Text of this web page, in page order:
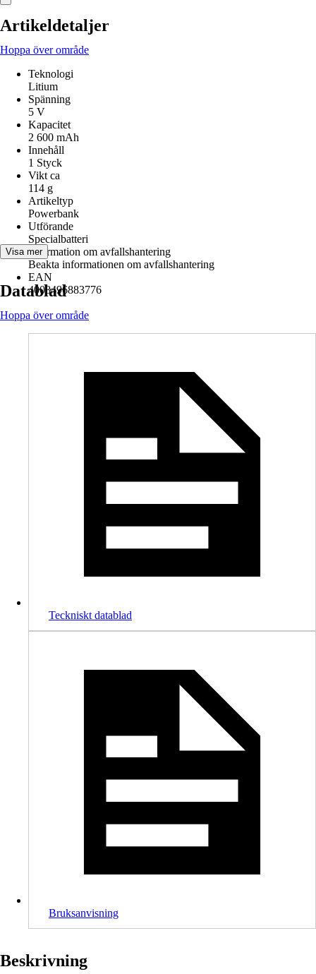
Artikeldetaljer
Hoppa över område
Teknologi
Litium
Spänning
5 V
Kapacitet
2 600 mAh
Innehåll
1 Styck
Vikt ca
114 g
Artikeltyp
Powerbank
Utförande
Specialbatteri
Information om avfallshantering
Beakta informationen om avfallshantering
EAN
4008496883776
Visa mer
Datablad
Hoppa över område
Teckniskt datablad
Bruksanvisning
Beskrivning